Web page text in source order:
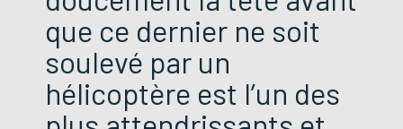
que ce dernier ne soit
soulevé par un
hélicoptère est l’un des